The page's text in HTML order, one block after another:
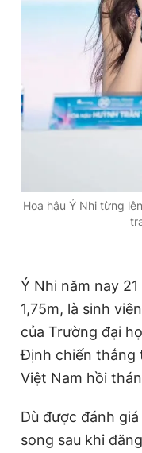
Hoa hậu Ý Nhi từng
Ý Nhi năm nay
1,75m, là sinh
của Trường đại
Định chiến thắng
Việt Nam hồi
Dù được đánh
song sau khi